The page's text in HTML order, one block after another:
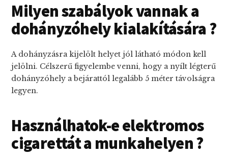
Milyen szabályok vannak a
dohányzóhely kialakítására ?
A dohányzásra kijelölt helyet jól látható módon kell
jelölni. Célszerű figyelembe venni, hogy a nyílt légterű
dohányzóhely a bejárattól legalább 5 méter távolságra
legyen.
Használhatok-e elektromos
cigarettát a munkahelyen ?